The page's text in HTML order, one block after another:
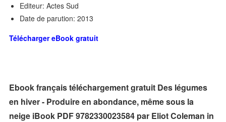
Editeur: Actes Sud
Date de parution: 2013
Télécharger eBook gratuit
Ebook français téléchargement gratuit Des légumes
en hiver - Produire en abondance, même sous la
neige iBook PDF 9782330023584 par Eliot Coleman in